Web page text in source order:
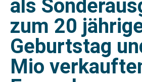
als
zum 20
Geburtstag
Mio